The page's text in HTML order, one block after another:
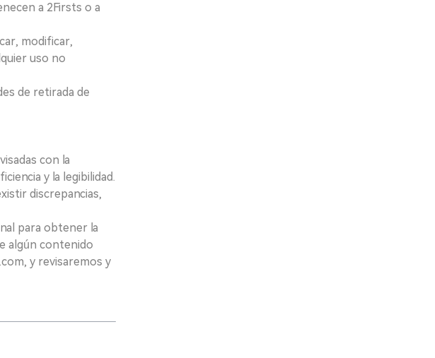
a 2Firsts o a
modificar,
uso no
de retirada de
con la
y la legibilidad.
discrepancias,
para obtener la
algún contenido
y revisaremos y